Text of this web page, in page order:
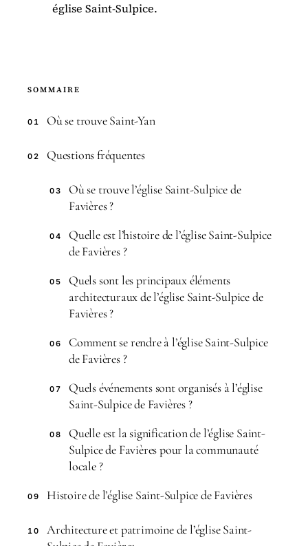
église Saint-Sulpice.
SOMMAIRE
01 Où se trouve Saint-Yan
02 Questions fréquentes
03
Où se trouve l’église Saint-Sulpice de
Favières ?
04
Quelle est l’histoire de l’église Saint-Sulpice
de Favières ?
05
Quels sont les principaux éléments
architecturaux de l’église Saint-Sulpice de
Favières ?
06
Comment se rendre à l’église Saint-Sulpice
de Favières ?
07
Quels événements sont organisés à l’église
Saint-Sulpice de Favières ?
08
Quelle est la signification de l’église Saint-
Sulpice de Favières pour la communauté
locale ?
09 Histoire de l’église Saint-Sulpice de Favières
10
Architecture et patrimoine de l’église Saint-